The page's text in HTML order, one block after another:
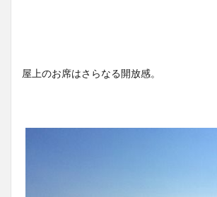
屋上のお席はさらなる開放感。